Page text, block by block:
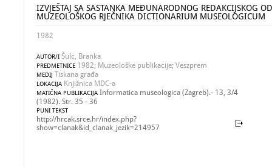
IZVJEŠTAJ SA SASTANKA MEĐUNARODNOG REDAKCIJSKOG
MUZEOLOŠKOG RJEČNIKA DICTIONARIUM MUSEOLOGICUM
1982
AUTOR/I Šulc, Branka
PREDMETNICE 1982; Muzeološke publikacije; Veszprem
MEDIJ Tiskana građa
LOKACIJA Knjižnica MDC-a
MATIČNA PUBLIKACIJA Informatica museologica (Zagreb).- 13, 3/4
(1982). Str. 35 - 36
PUNI TEKST
http://hrcak.srce.hr/index.php?
show=clanak&id_clanak_jezik=214957